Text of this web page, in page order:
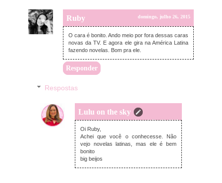
Ruby domingo, julho 26, 2015
O cara é bonito. Ando meio por fora dessas caras
novas da TV. E agora ele gira na América Latina
fazendo novelas. Bom pra ele.
Responder
Respostas
Lulu on the sky
domingo, julho 26, 2015
Oi Ruby,
Achei que você o conhecesse. Não
vejo novelas latinas, mas ele é bem
bonito
big beijos